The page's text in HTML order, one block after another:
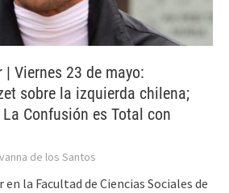
| Viernes 23 de mayo:
sobre la izquierda chilena;
Confusión es Total con
de los Santos
la Facultad de Ciencias Sociales de